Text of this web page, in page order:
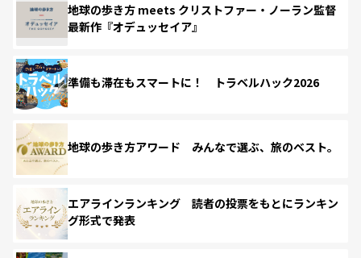
地球の歩き方 meets クリストファー・ノーラン監督
最新作『オデュッセイア』
準備も滞在もスマートに！ トラベルハック2026
地球の歩き方アワード みんなで選ぶ、旅のベスト。
エアラインランキング 読者の投票をもとにランキン
グ形式で発表